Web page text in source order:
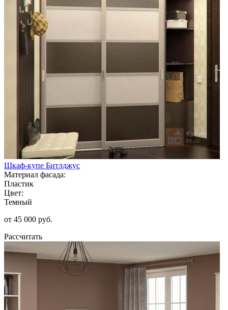
Шкаф-купе Битлджус
Материал фасада:
Пластик
Цвет:
Темный
от 45 000 руб.
Рассчитать